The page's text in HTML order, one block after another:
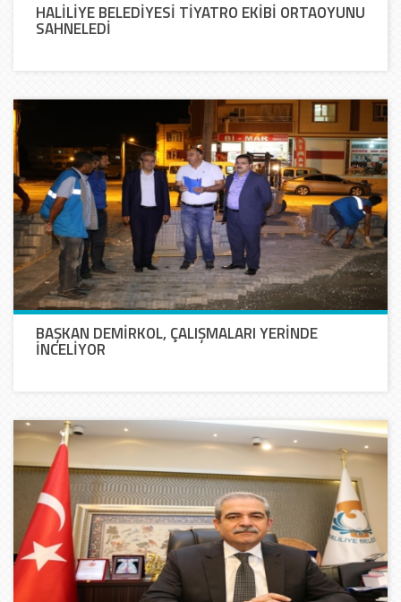
HALİLİYE BELEDİYESİ TİYATRO EKİBİ ORTAOYUNU
SAHNELEDİ
BAŞKAN DEMİRKOL, ÇALIŞMALARI YERİNDE
İNCELİYOR